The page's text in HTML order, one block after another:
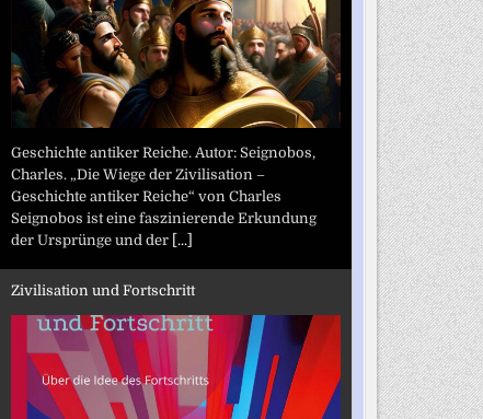
Geschichte antiker Reiche. Autor: Seignobos,
Charles. „Die Wiege der Zivilisation –
Geschichte antiker Reiche“ von Charles
Seignobos ist eine faszinierende Erkundung
der Ursprünge und der [...]
Zivilisation und Fortschritt